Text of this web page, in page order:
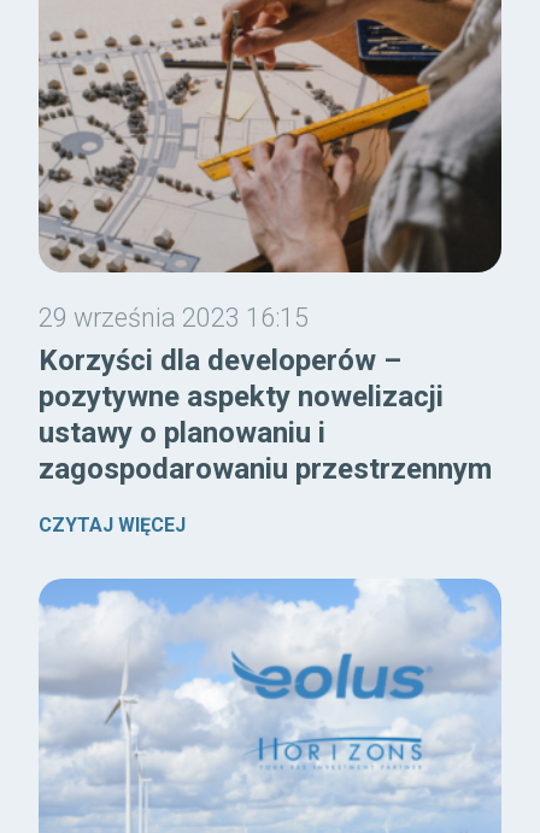
29 września 2023 16:15
Korzyści dla developerów –
pozytywne aspekty nowelizacji
ustawy o planowaniu i
zagospodarowaniu przestrzennym
CZYTAJ WIĘCEJ